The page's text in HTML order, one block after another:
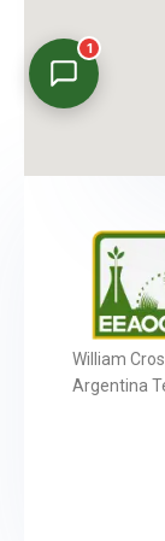
William
Argentina
1